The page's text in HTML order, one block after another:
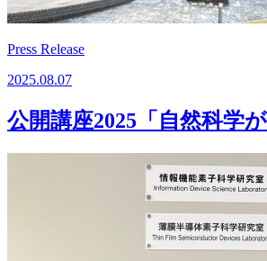
Press Release
2025.08.07
公開講座2025「自然科学が